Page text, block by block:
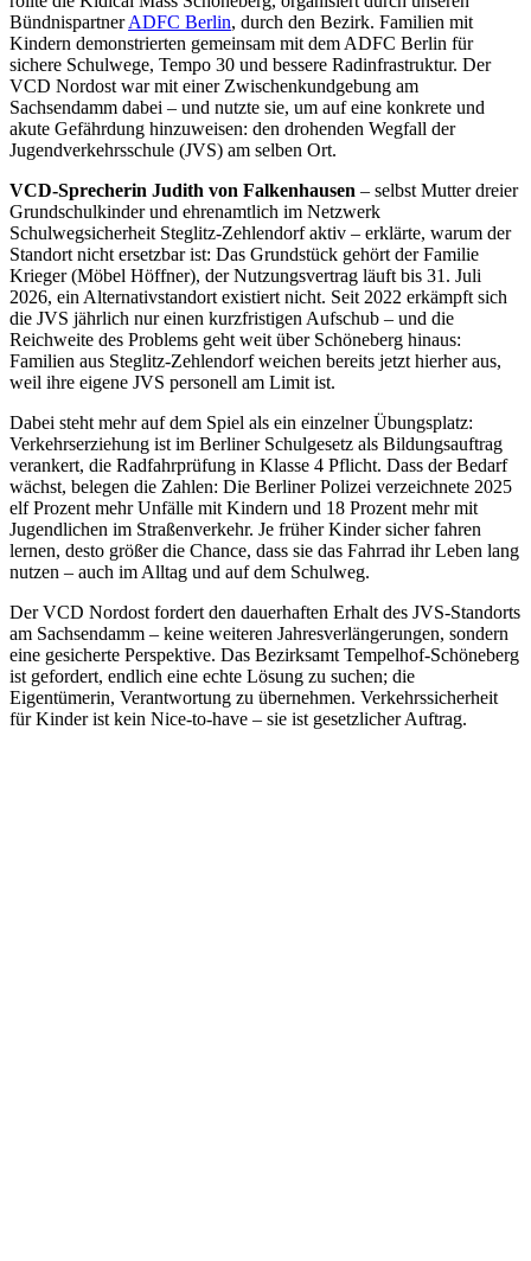
BündnispartnerADFC Berlin, durch den Bezirk. Familien mit
Kindern demonstrierten gemeinsam mit dem ADFC Berlin für
sichere Schulwege, Tempo 30 und bessere Radinfrastruktur. Der
VCD Nordost war mit einer Zwischenkundgebung am
Sachsendamm dabei – und nutzte sie, um auf eine konkrete und
akute Gefährdung hinzuweisen: den drohenden Wegfall der
Jugendverkehrsschule (JVS) am selben Ort.
VCD-Sprecherin Judith von Falkenhausen – selbst Mutter dreier
Grundschulkinder und ehrenamtlich im Netzwerk
Schulwegsicherheit Steglitz-Zehlendorf aktiv – erklärte, warum der
Standort nicht ersetzbar ist: Das Grundstück gehört der Familie
Krieger (Möbel Höffner), der Nutzungsvertrag läuft bis 31. Juli
2026, ein Alternativstandort existiert nicht. Seit 2022 erkämpft sich
die JVS jährlich nur einen kurzfristigen Aufschub – und die
Reichweite des Problems geht weit über Schöneberg hinaus:
Familien aus Steglitz-Zehlendorf weichen bereits jetzt hierher aus,
weil ihre eigene JVS personell am Limit ist.
Dabei steht mehr auf dem Spiel als ein einzelner Übungsplatz:
Verkehrserziehung ist im Berliner Schulgesetz als Bildungsauftrag
verankert, die Radfahrprüfung in Klasse 4 Pflicht. Dass der Bedarf
wächst, belegen die Zahlen: Die Berliner Polizei verzeichnete 2025
elf Prozent mehr Unfälle mit Kindern und 18 Prozent mehr mit
Jugendlichen im Straßenverkehr. Je früher Kinder sicher fahren
lernen, desto größer die Chance, dass sie das Fahrrad ihr Leben lang
nutzen – auch im Alltag und auf dem Schulweg.
Der VCD Nordost fordert den dauerhaften Erhalt des JVS-Standorts
am Sachsendamm – keine weiteren Jahresverlängerungen, sondern
eine gesicherte Perspektive. Das Bezirksamt Tempelhof-Schöneberg
ist gefordert, endlich eine echte Lösung zu suchen; die
Eigentümerin, Verantwortung zu übernehmen. Verkehrssicherheit
für Kinder ist kein Nice-to-have – sie ist gesetzlicher Auftrag.